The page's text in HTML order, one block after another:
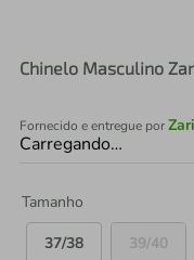
Chinelo Masculino
Fornecido e entregue por
Carregando…
Tamanho
37/38
39/40